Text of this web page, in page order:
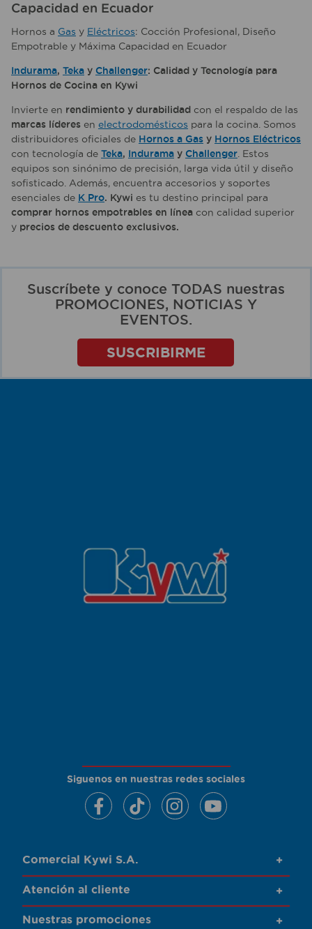
Capacidad en Ecuador
Hornos a Gas y Eléctricos: Cocción Profesional, Diseño
Empotrable y Máxima Capacidad en Ecuador
Indurama, Teka y Challenger: Calidad y Tecnología para
Hornos de Cocina en Kywi
Invierte en rendimiento y durabilidad con el respaldo de las
marcas líderes en electrodomésticos para la cocina. Somos
distribuidores oficiales de Hornos a Gas y Hornos Eléctricos
con tecnología de Teka, Indurama y Challenger . Estos
equipos son sinónimo de precisión, larga vida útil y diseño
sofisticado. Además, encuentra accesorios y soportes
esenciales de K Pro. Kywi es tu destino principal para
comprar hornos empotrables en línea con calidad superior
y precios de descuento exclusivos.
Suscríbete y conoce TODAS nuestras
PROMOCIONES, NOTICIAS Y
EVENTOS.
SUSCRIBIRME
Siguenos en nuestras redes sociales
Comercial Kywi S.A. +
Atención al cliente +
Nuestras promociones +